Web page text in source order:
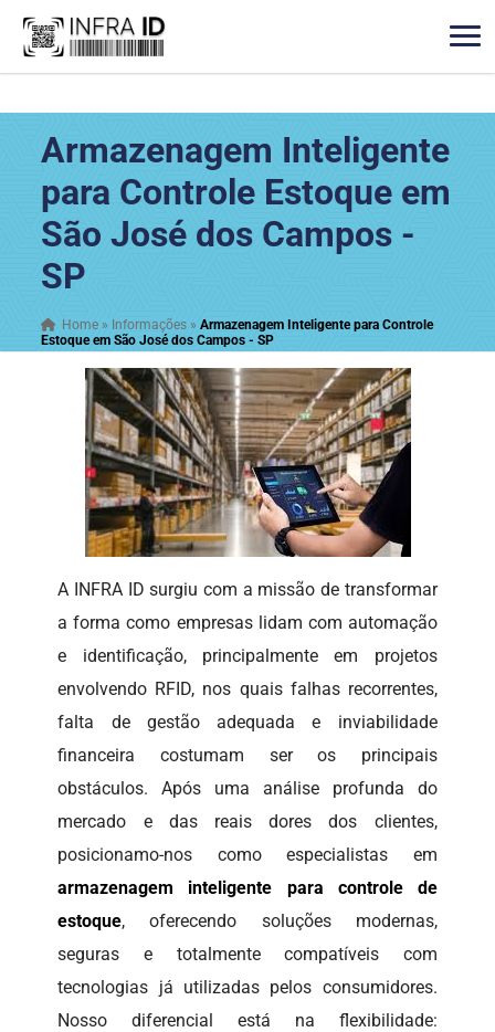
Armazenagem Inteligente
para Controle Estoque em
São José dos Campos -
SP
Home » Informações »Armazenagem Inteligente para Controle
Estoque em São José dos Campos - SP
A INFRA ID surgiu com a missão de transformar
a forma como empresas lidam com automação
e identificação, principalmente em projetos
envolvendo RFID, nos quais falhas recorrentes,
falta de gestão adequada e inviabilidade
financeira costumam ser os principais
obstáculos. Após uma análise profunda do
mercado e das reais dores dos clientes,
posicionamo-nos como especialistas em
armazenagem inteligente para controle de
estoque, oferecendo soluções modernas,
seguras e totalmente compatíveis com
tecnologias já utilizadas pelos consumidores.
Nosso diferencial está na flexibilidade: